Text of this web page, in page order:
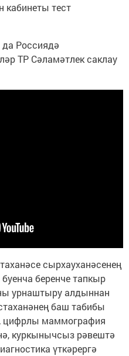
кабинеты тест
Россиядә
ТР Сәламәтлек саклау
сырхауханәсенең
беренче тапкыр
урнаштыру алдыннан
баш табибы
цифрлы маммография
куркынычсыз рәвештә
үткәрергә